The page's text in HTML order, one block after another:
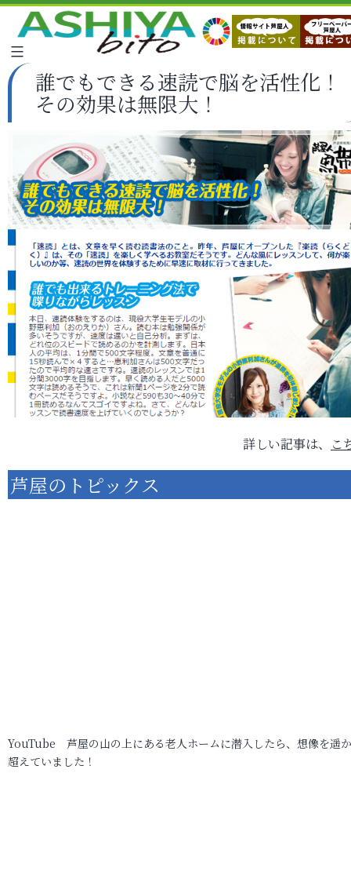
誰でもできる速読で脳を活性化！
その効果は無限大！
詳しい記事は、 こ
芦屋のトピックス
YouTube 芦屋の山の上にある老人ホームに潜入したら、想像を遥
超えていました！